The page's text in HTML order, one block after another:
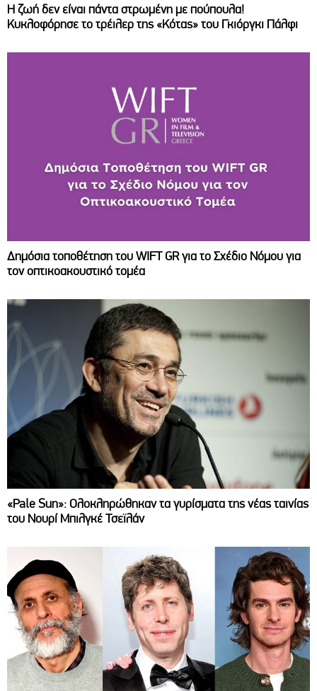
Η ζωή δεν είναι πάντα στρωμένη με πούπουλα!
Κυκλοφόρησε το τρέιλερ της «Κότας» του Γκιόργκι Πάλφι
Δημόσια τοποθέτηση του WIFT GR για το Σχέδιο Νόμου για
τον οπτικοακουστικό τομέα
«Pale Sun»: Ολοκληρώθηκαν τα γυρίσματα της νέας ταινίας
του Νουρί Μπιλγκέ Τσεϊλάν